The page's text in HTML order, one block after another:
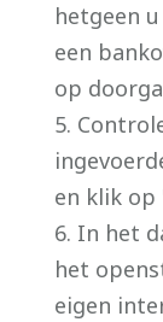
hetgeen
een
op
5.
en klik
6. In het
het
eigen